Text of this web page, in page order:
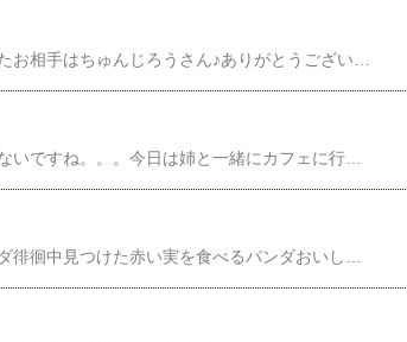
うーーーん。。。今日はあんまりお天気が良くないですね。。。今日は姉と一緒にカフェに行くと言っていたのですが、私ひとりで行くことになりましたーティータイムくらいにお邪魔しに行ってきます♪『パンダ写真展 in Cafe Sanbankan』～２月はコーヒーを飲みながらパンダを楽しもう～日時：２月１日(月)～２８日(日) 平日 7：00～21：00(ラストオーダー20：30) 土日祝 7：00～20：00(ラストオーダー19：30)場所：Cafe Sanbankan江坂公園店 地下鉄御堂筋線 江坂駅 北改札より 徒歩1分 くわしくは → こちらクリックしていただくと現在のランキングが確認できます！同時にポイント加算されます♪